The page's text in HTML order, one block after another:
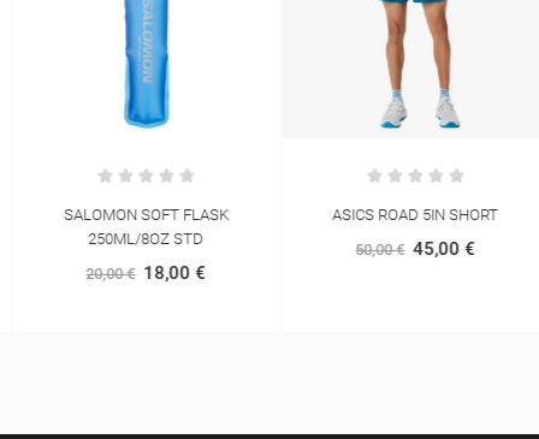
SALOMON SOFT FLASK
250ML/8OZ STD
20,00 € 18,00 €
ASICS ROAD 5IN SHORT
50,00 € 45,00 €